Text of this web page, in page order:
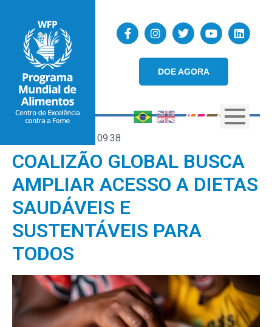
DOE AGORA
09:38
COALIZÃO GLOBAL BUSCA
AMPLIAR ACESSO A DIETAS
SAUDÁVEIS E
SUSTENTÁVEIS PARA
TODOS